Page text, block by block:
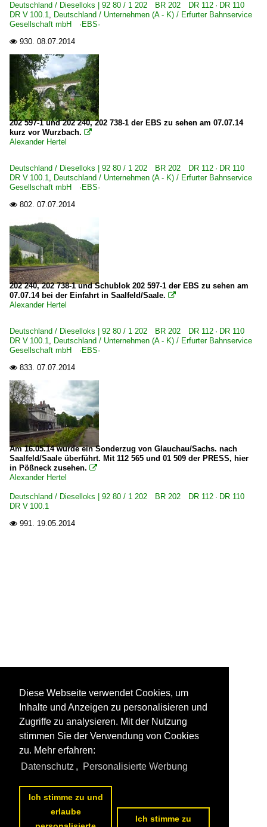
Deutschland / Dieselloks | 92 80 / 1 202 BR 202 DR 112 · DR 110
DR V 100.1, Deutschland / Unternehmen (A - K) / Erfurter Bahnservice
Gesellschaft mbH ·EBS·
 930. 08.07.2014
202 597-1 und 202 240, 202 738-1 der EBS zu sehen am 07.07.14
kurz vor Wurzbach. 
Alexander Hertel
Deutschland / Dieselloks | 92 80 / 1 202 BR 202 DR 112 · DR 110
DR V 100.1, Deutschland / Unternehmen (A - K) / Erfurter Bahnservice
Gesellschaft mbH ·EBS·
 802. 07.07.2014
202 240, 202 738-1 und Schublok 202 597-1 der EBS zu sehen am
07.07.14 bei der Einfahrt in Saalfeld/Saale. 
Alexander Hertel
Deutschland / Dieselloks | 92 80 / 1 202 BR 202 DR 112 · DR 110
DR V 100.1, Deutschland / Unternehmen (A - K) / Erfurter Bahnservice
Gesellschaft mbH ·EBS·
 833. 07.07.2014
Am 16.05.14 wurde ein Sonderzug von Glauchau/Sachs. nach
Saalfeld/Saale überführt. Mit 112 565 und 01 509 der PRESS, hier
in Pößneck zusehen. 
Alexander Hertel
Deutschland / Dieselloks | 92 80 / 1 202 BR 202 DR 112 · DR 110
DR V 100.1
 991. 19.05.2014
Diese Webseite verwendet Cookies, um
Inhalte und Anzeigen zu personalisieren und
Zugriffe zu analysieren. Mit der Nutzung
stimmen Sie der Verwendung von Cookies
zu. Mehr erfahren:
Datenschutz , Personalisierte Werbung
Ich stimme zu und
erlaube
Ich stimme zu